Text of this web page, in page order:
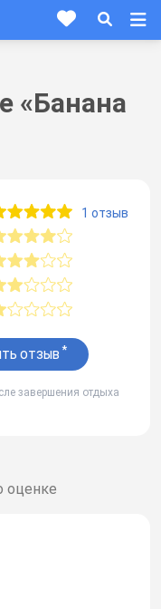
«Банана
оценке
1 отзыв
ОТЗЫВ *
завершения отдыха